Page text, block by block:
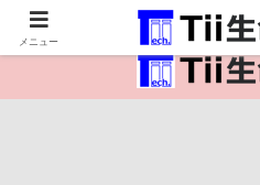
医療保健・生命・生
メニュー